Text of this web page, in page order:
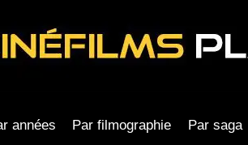
années Par filmographie Par saga